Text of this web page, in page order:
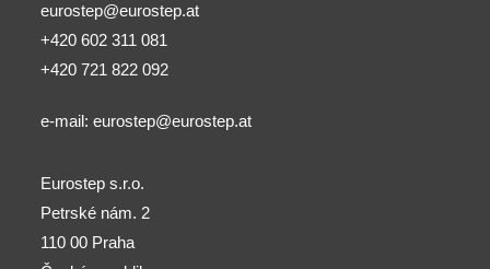
eurostep@eurostep.at
+420 602 311 081
+420 721 822 092
e-mail:eurostep@eurostep.at
Eurostep s.r.o.
Petrské nám. 2
110 00 Praha